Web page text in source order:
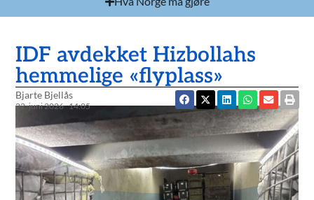
IDF avdekket Hizbollahs
hemmelige «flyplass»
Bjarte Bjellås
22. juni 2026 14:05